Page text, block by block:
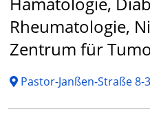
Rheumatologie,
Zentrum für
Pastor-Janßen-Straße 8-